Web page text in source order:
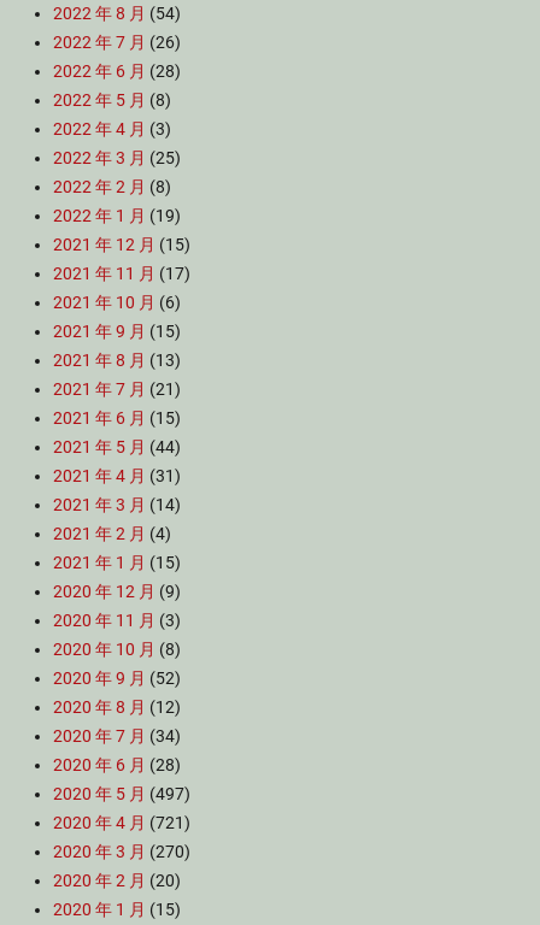
2022 年 8 月 (54)
2022 年 7 月 (26)
2022 年 6 月 (28)
2022 年 5 月 (8)
2022 年 4 月 (3)
2022 年 3 月 (25)
2022 年 2 月 (8)
2022 年 1 月 (19)
2021 年 12 月 (15)
2021 年 11 月 (17)
2021 年 10 月 (6)
2021 年 9 月 (15)
2021 年 8 月 (13)
2021 年 7 月 (21)
2021 年 6 月 (15)
2021 年 5 月 (44)
2021 年 4 月 (31)
2021 年 3 月 (14)
2021 年 2 月 (4)
2021 年 1 月 (15)
2020 年 12 月 (9)
2020 年 11 月 (3)
2020 年 10 月 (8)
2020 年 9 月 (52)
2020 年 8 月 (12)
2020 年 7 月 (34)
2020 年 6 月 (28)
2020 年 5 月 (497)
2020 年 4 月 (721)
2020 年 3 月 (270)
2020 年 2 月 (20)
2020 年 1 月 (15)